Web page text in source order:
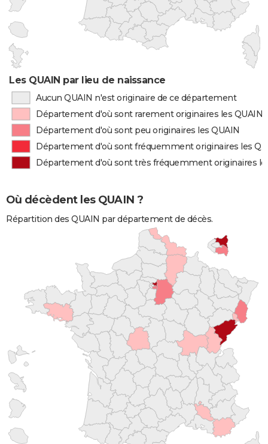
Les QUAIN par lieu de naissance
Aucun QUAIN n'est originaire de ce département
Département d'où sont rarement originaires les QUAIN
Département d'où sont peu originaires les QUAIN
Département d'où sont fréquemment originaires les
Département d'où sont très fréquemment originaires
Où décèdent les QUAIN ?
Répartition des QUAIN par département de décès.